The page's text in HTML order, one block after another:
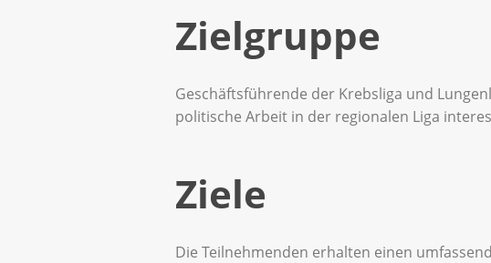
Zielgruppe
Geschäftsführende der Krebsliga und
politische Arbeit in der regionalen Liga
Ziele
Die Teilnehmenden erhalten einen